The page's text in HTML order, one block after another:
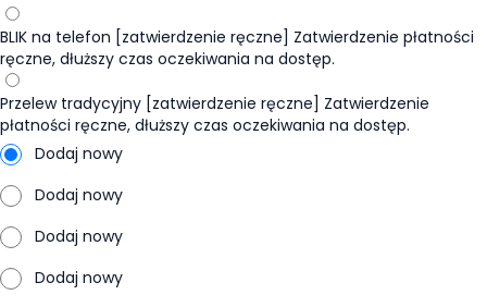
BLIK na telefon [zatwierdzenie ręczne] Zatwierdzenie płatności
ręczne, dłuższy czas oczekiwania na dostęp.
Przelew tradycyjny [zatwierdzenie ręczne] Zatwierdzenie
płatności ręczne, dłuższy czas oczekiwania na dostęp.
Dodaj nowy
Dodaj nowy
Dodaj nowy
Dodaj nowy